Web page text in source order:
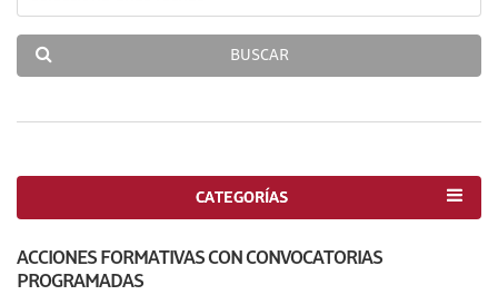
BUSCAR
CATEGORÍAS
ACCIONES FORMATIVAS CON CONVOCATORIAS
PROGRAMADAS